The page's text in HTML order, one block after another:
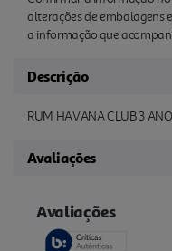
alterações de embalagens
a informação que
Descrição
RUM HAVANA CLUB 3
Avaliações